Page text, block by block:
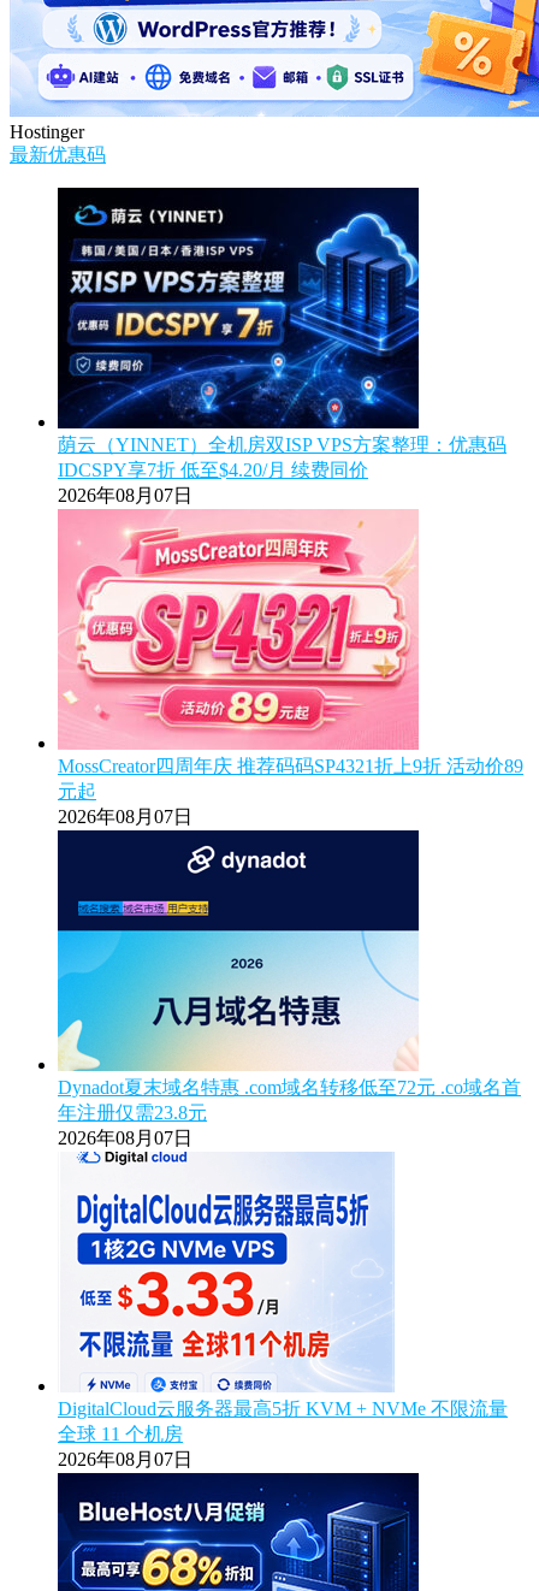
Hostinger
最新优惠码
荫云（YINNET）全机房双ISP VPS方案整理：优惠码
IDCSPY享7折 低至$4.20/月 续费同价
2026年08月07日
MossCreator四周年庆 推荐码码SP4321折上9折 活动价89
元起
2026年08月07日
Dynadot夏末域名特惠 .com域名转移低至72元 .co域名首
年注册仅需23.8元
2026年08月07日
DigitalCloud云服务器最高5折 KVM + NVMe 不限流量
全球 11 个机房
2026年08月07日